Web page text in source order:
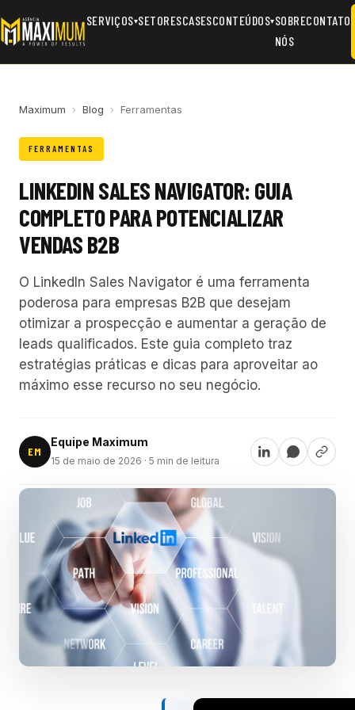
SERVIÇOS▾SETORESCASESCONTEÚDOS▾SOBRE
NÓS
CONTATO
Maximum › Blog › Ferramentas
FERRAMENTAS
LINKEDIN SALES NAVIGATOR: GUIA
COMPLETO PARA POTENCIALIZAR
VENDAS B2B
O LinkedIn Sales Navigator é uma ferramenta
poderosa para empresas B2B que desejam
otimizar a prospecção e aumentar a geração de
leads qualificados. Este guia completo traz
estratégias práticas e dicas para aproveitar ao
máximo esse recurso no seu negócio.
EM
Equipe Maximum
15 de maio de 2026 · 5 min de leitura